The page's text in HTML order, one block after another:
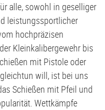
alle, sowohl in geselliger
leistungssportlicher
hochpräzisen
Kleinkalibergewehr bis
mit Pistole oder
will, ist bei uns
Schießen mit Pfeil und
Wettkämpfe